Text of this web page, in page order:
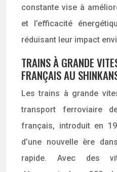
constante vise à
et l’efficacité
réduisant leur impact
TRAINS À GRANDE
FRANÇAIS AU
Les trains à grande
transport ferroviaire
français, introduit en
d’une nouvelle ère
rapide. Avec des